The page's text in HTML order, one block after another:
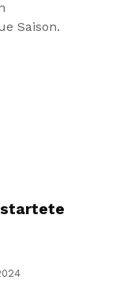
Saison.
startete